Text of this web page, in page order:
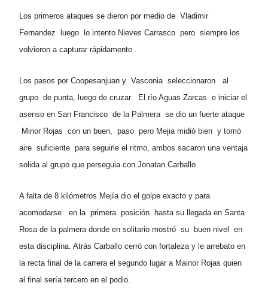
Los primeros ataques se dieron por medio de Vladimir
Fernandez luego lo intento Nieves Carrasco pero siempre los
volvieron a capturar rápidamente .
Los pasos por Coopesanjuan y Vasconia seleccionaron al
grupo de punta, l uego de cruzar El río Aguas Zarcas e iniciar el
asenso en San Francisco de la Palmera se dio un fuerte ataque
Minor Rojas con un buen, paso pero Mejia midió bien y tomó
aire suficiente para seguirle el ritmo, ambos sacaron una ventaja
solida al grupo que perseguia con Jonatan Carballo
A falta de 8 kilómetros Mejía dio el golpe exacto y para
acomodarse en la primera posición hasta su llegada en Santa
Rosa de la palmera donde en solitario mostró su buen nivel en
esta disciplina. Atrás Carballo cerró con fortaleza y le arrebato en
la recta final de la carrera el segundo lugar a Mainor Rojas quien
al final sería tercero en el podio.